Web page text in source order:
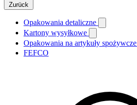
Zurück
Opakowania detaliczne
Kartony wysyłkowe
Opakowania na artykuły spożywcze
FEFCO